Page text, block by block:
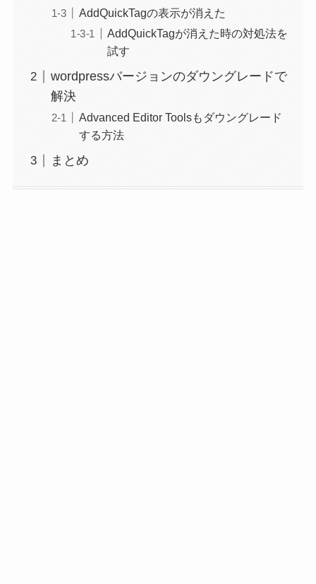
AddQuickTagの表示が消えた
AddQuickTagが消えた時の対処法を
試す
wordpressバージョンのダウングレードで
解決
Advanced Editor Toolsもダウングレード
する方法
まとめ